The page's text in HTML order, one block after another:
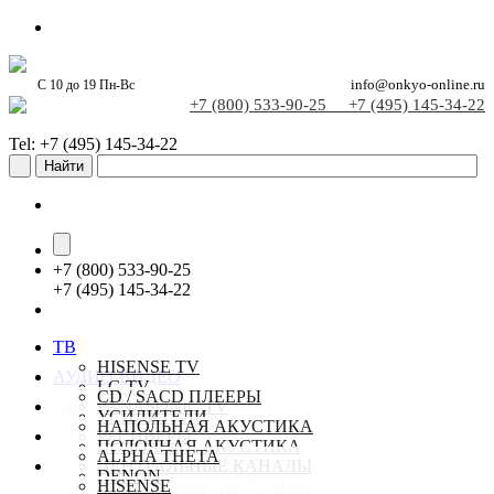
С 10 до 19 Пн-Вс info@onkyo-online.ru
+7 (800) 533-90-25 +7 (495) 145-34-22
Tel: +7 (495) 145-34-22
+7 (800) 533-90-25
+7 (495) 145-34-22
ТВ
HISENSE TV
LG TV
PANASONIC TV
SAMSUNG TV
SONY TV
TCL TV
Pioneer-online.ru
АУДИО-ВИДЕО
CD / SACD ПЛЕЕРЫ
УСИЛИТЕЛИ
РЕСИВЕРЫ
СТЕРЕО РЕСИВЕРЫ
СЕТЕВЫЕ ПЛЕЕРЫ
АКУСТИКА
НАПОЛЬНАЯ АКУСТИКА
ПОЛОЧНАЯ АКУСТИКА
ЦЕНТРАЛЬНЫЕ КАНАЛЫ
НАСТЕННАЯ АКУСТИКА
ALPHA THETA
DENON
ПРОЕКТОРЫ
HISENSE